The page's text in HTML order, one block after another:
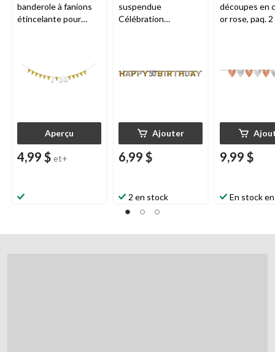
banderole à fanions
étincelante pour
Aperçu
4,99 $ et+
suspendue
Célébration
po, pour fête
d'anniversaire
Ajouter
6,99 $
2 en stock
découpes en
or rose, paq. 2
9,99 $
En stock